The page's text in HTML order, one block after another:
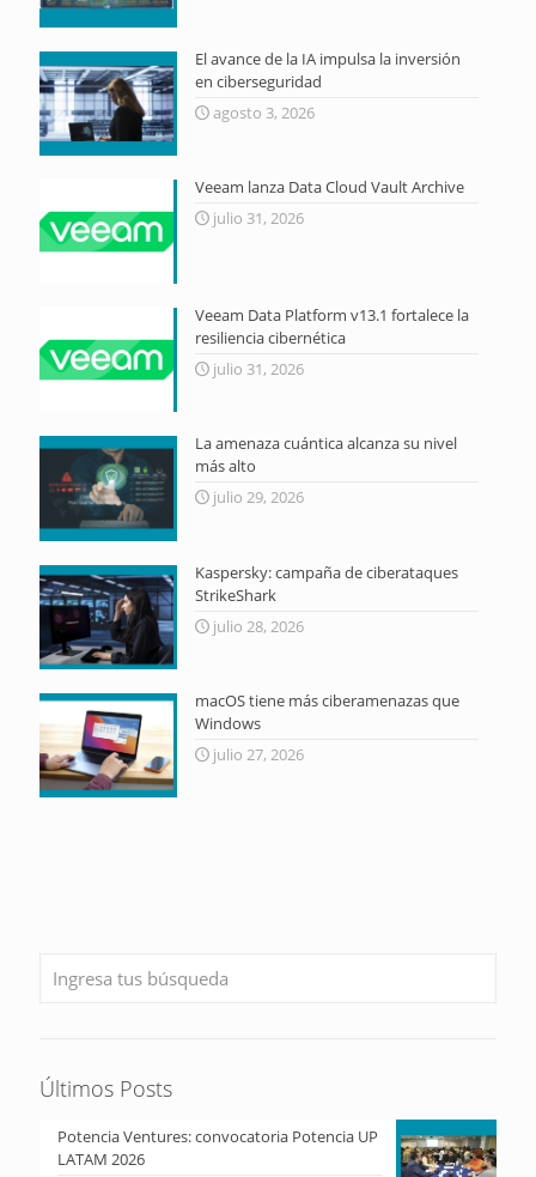
El avance de la IA impulsa la inversión
en ciberseguridad
agosto 3, 2026
Veeam lanza Data Cloud Vault Archive
julio 31, 2026
Veeam Data Platform v13.1 fortalece la
resiliencia cibernética
julio 31, 2026
La amenaza cuántica alcanza su nivel
más alto
julio 29, 2026
Kaspersky: campaña de ciberataques
StrikeShark
julio 28, 2026
macOS tiene más ciberamenazas que
Windows
julio 27, 2026
Últimos Posts
Potencia Ventures: convocatoria Potencia UP
LATAM 2026